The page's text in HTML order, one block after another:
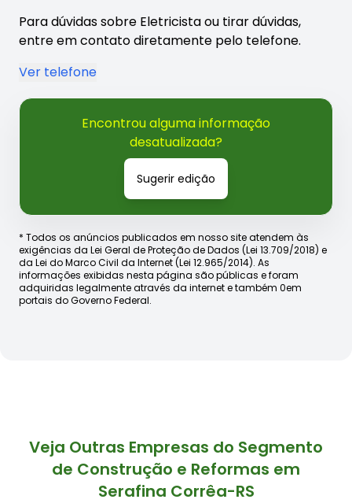
Para dúvidas sobre Eletricista ou tirar dúvidas,
entre em contato diretamente pelo telefone.
Ver telefone
Encontrou alguma informação
desatualizada?
Sugerir edição
* Todos os anúncios publicados em nosso site atendem às
exigências da Lei Geral de Proteção de Dados (Lei 13.709/2018) e
da Lei do Marco Civil da Internet (Lei 12.965/2014). As
informações exibidas nesta página são públicas e foram
adquiridas legalmente através da internet e também 0em
portais do Governo Federal.
Veja Outras Empresas do Segmento
de Construção e Reformas em
Serafina Corrêa-RS